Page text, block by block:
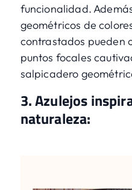
funcionalidad.
geométricos de
contrastados pueden
puntos focales
salpicadero
3. Azulejos
naturaleza: